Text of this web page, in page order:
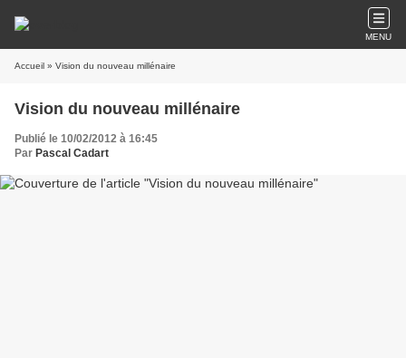
MENU
Accueil » Vision du nouveau millénaire
Vision du nouveau millénaire
Publié le 10/02/2012 à 16:45
Par Pascal Cadart